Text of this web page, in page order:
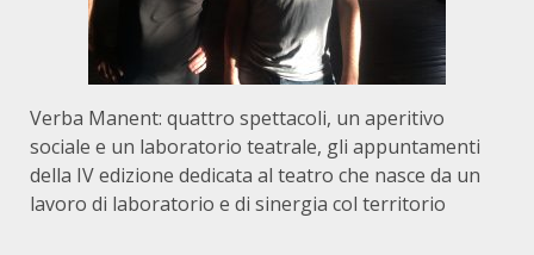
Verba Manent: quattro spettacoli, un aperitivo
sociale e un laboratorio teatrale, gli appuntamenti
della IV edizione dedicata al teatro che nasce da un
lavoro di laboratorio e di sinergia col territorio